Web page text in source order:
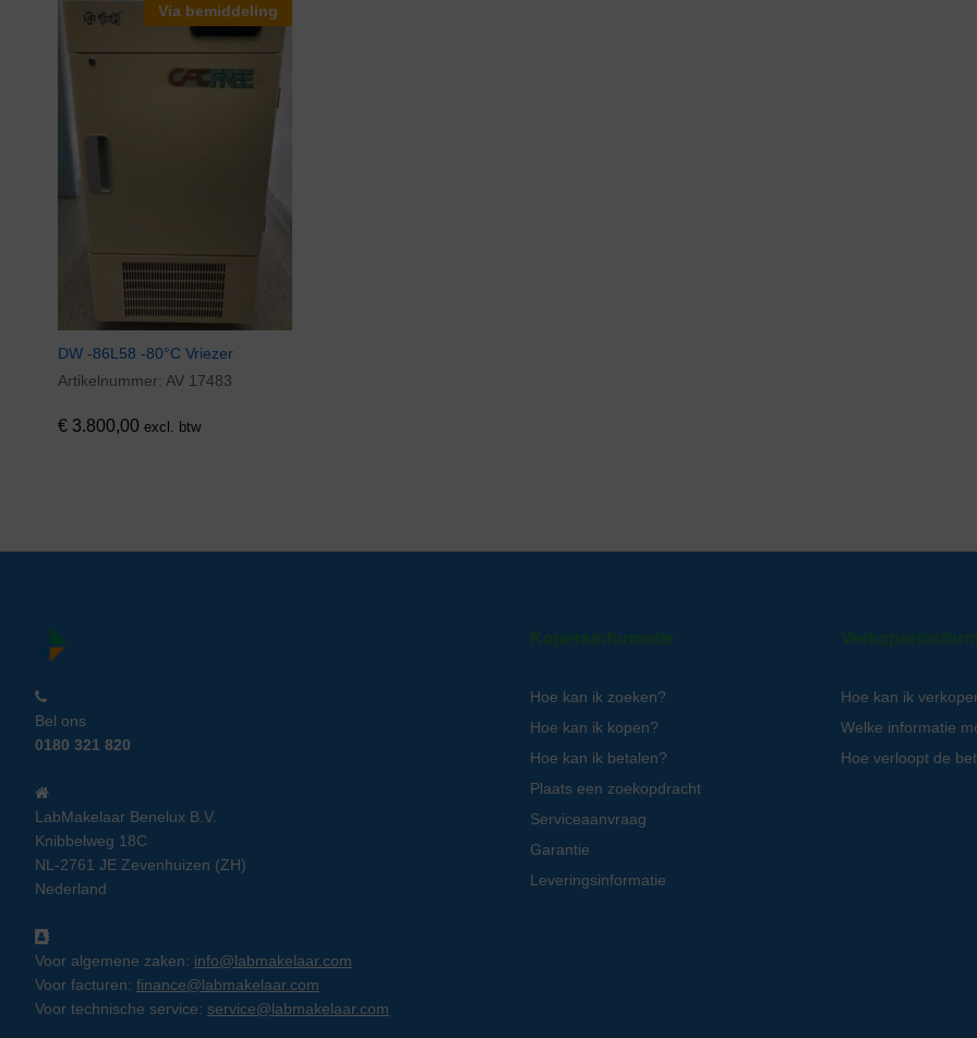
Via bemiddeling
DW -86L58 -80°C Vriezer
Artikelnummer: AV 17483
€ 3.800,00 excl. btw
Bel ons
0180 321 820
LabMakelaar Benelux B.V.
Knibbelweg 18C
NL-2761 JE Zevenhuizen (ZH)
Nederland
Voor algemene zaken: info@labmakelaar.com
Voor facturen: finance@labmakelaar.com
Voor technische service: service@labmakelaar.com
Kopersinformatie
Hoe kan ik zoeken?
Hoe kan ik kopen?
Hoe kan ik betalen?
Plaats een zoekopdracht
Serviceaanvraag
Garantie
Leveringsinformatie
Hoe kan ik
Welke informatie
Hoe verloopt de